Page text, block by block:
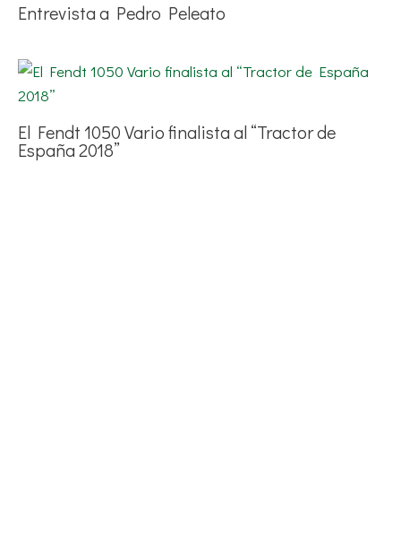
Entrevista a Pedro Peleato
El Fendt 1050 Vario finalista al “Tractor de
España 2018”